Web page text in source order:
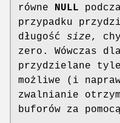
równe
NULL
przypadku
długość size,
zero. Wówczas
przydzielane
możliwe (i
zwalnianie
buforów za